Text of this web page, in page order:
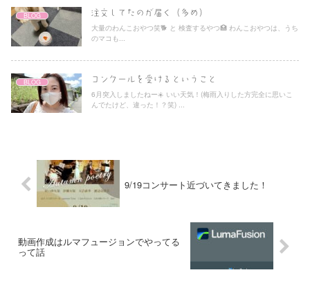
BLOG 注文してたのが届く（多め）
大量のわんこおやつ笑🐕 と 検査するやつ🏥 わんこおやつは、うち
のマコも...
BLOG コンクールを受けるということ
6月突入しましたねー☀️ いい天気！(梅雨入りした方完全に思いこ
んでたけど、違った！？笑) ...
9/19コンサート近づいてきました！
動画作成はルマフュージョンでやってる
って話